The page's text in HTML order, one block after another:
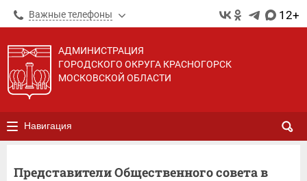
Важные телефоны 12+
АДМИНИСТРАЦИЯ
ГОРОДСКОГО ОКРУГА КРАСНОГОРСК
МОСКОВСКОЙ ОБЛАСТИ
Навигация
Представители Общественного совета в